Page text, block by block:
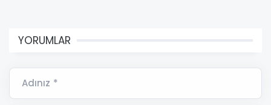
YORUMLAR
Adınız *